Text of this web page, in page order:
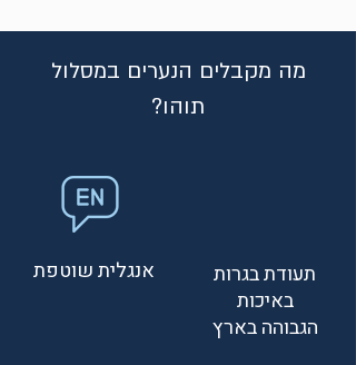
מה מקבלים הנערים במסלול
תוהו?
אנגלית שוטפת
תעודת בגרות
באיכות
הגבוהה בארץ